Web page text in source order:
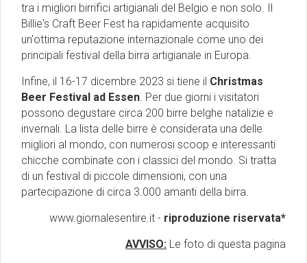
tra i migliori birrifici artigianali del Belgio e non solo. Il
Billie's Craft Beer Fest ha rapidamente acquisito
un'ottima reputazione internazionale come uno dei
principali festival della birra artigianale in Europa.
Infine, il 16-17 dicembre 2023 si tiene il Christmas
Beer Festival ad Essen. Per due giorni i visitatori
possono degustare circa 200 birre belghe natalizie e
invernali. La lista delle birre è considerata una delle
migliori al mondo, con numerosi scoop e interessanti
chicche combinate con i classici del mondo. Si tratta
di un festival di piccole dimensioni, con una
partecipazione di circa 3.000 amanti della birra.
www.giornalesentire.it - riproduzione riservata*
AVVISO: Le foto di questa pagina